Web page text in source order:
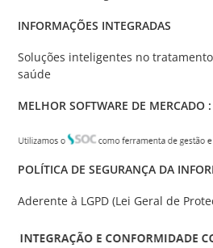
INFORMAÇÕES INTEGRADAS
Soluções inteligentes no
saúde
MELHOR SOFTWARE DE MERCADO :
POLÍTICA DE SEGURANÇA DA
Aderente à LGPD (Lei Geral de